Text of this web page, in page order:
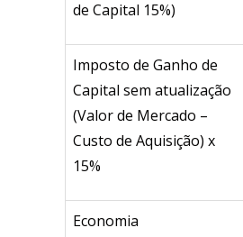
de Capital 15%)
Imposto de Ganho de
Capital sem atualização
(Valor de Mercado –
Custo de Aquisição) x
15%
Economia